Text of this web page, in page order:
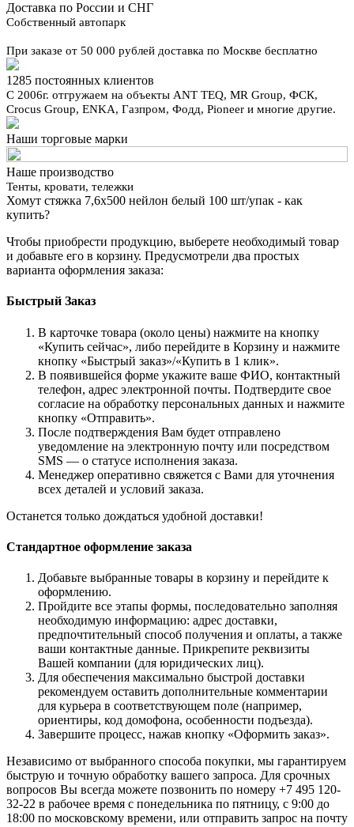
Доставка по России и СНГ
Собственный автопарк
При заказе от 50 000 рублей доставка по Москве бесплатно
1285 постоянных клиентов
С 2006г. отгружаем на объекты ANT TEQ, MR Group, ФСК,
Crocus Group, ENKA, Газпром, Фодд, Pioneer и многие другие.
Наши торговые марки
Наше производство
Тенты, кровати, тележки
Хомут стяжка 7,6х500 нейлон белый 100 шт/упак - как
купить?
Чтобы приобрести продукцию, выберете необходимый товар
и добавьте его в корзину. Предусмотрели два простых
варианта оформления заказа:
Быстрый Заказ
В карточке товара (около цены) нажмите на кнопку
«Купить сейчас», либо перейдите в Корзину и нажмите
кнопку «Быстрый заказ»/«Купить в 1 клик».
В появившейся форме укажите ваше ФИО, контактный
телефон, адрес электронной почты. Подтвердите свое
согласие на обработку персональных данных и нажмите
кнопку «Отправить».
После подтверждения Вам будет отправлено
уведомление на электронную почту или посредством
SMS — о статусе исполнения заказа.
Менеджер оперативно свяжется с Вами для уточнения
всех деталей и условий заказа.
Останется только дождаться удобной доставки!
Стандартное оформление заказа
Добавьте выбранные товары в корзину и перейдите к
оформлению.
Пройдите все этапы формы, последовательно заполняя
необходимую информацию: адрес доставки,
предпочтительный способ получения и оплаты, а также
ваши контактные данные. Прикрепите реквизиты
Вашей компании (для юридических лиц).
Для обеспечения максимально быстрой доставки
рекомендуем оставить дополнительные комментарии
для курьера в соответствующем поле (например,
ориентиры, код домофона, особенности подъезда).
Завершите процесс, нажав кнопку «Оформить заказ».
Независимо от выбранного способа покупки, мы гарантируем
быструю и точную обработку вашего запроса. Для срочных
вопросов Вы всегда можете позвонить по номеру +7 495 120-
32-22 в рабочее время с понедельника по пятницу, с 9:00 до
18:00 по московскому времени, или отправить запрос на почту